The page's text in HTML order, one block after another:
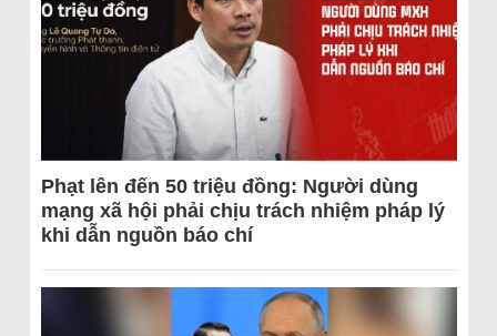
Phạt lên đến 50 triệu đồng: Người dùng
mạng xã hội phải chịu trách nhiệm pháp lý
khi dẫn nguồn báo chí